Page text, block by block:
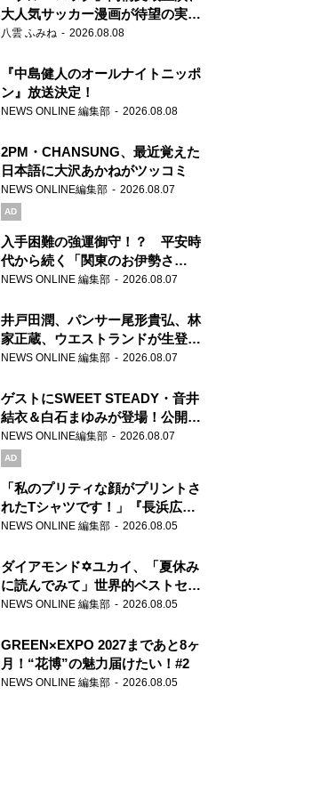
大人気サッカー漫画が待望の実写
映画に
八雲 ふみね 2026.08.08
『中島健人のオールナイトニッポ
ン』放送決定！
NEWS ONLINE 編集部 2026.08.08
2PM・CHANSUNG、最近覚えた
日本語に大沢あかねがツッコミ
NEWS ONLINE編集部 2026.08.07
入手困難の強運御守！？ 平安時
代から続く「関東のお伊勢さ
ま」、芝大神宮にてランパンプス
NEWS ONLINE 編集部 2026.08.07
井戸田潤、パンサー尾形貴弘、林
家正蔵、ウエストランドが生登
場！『ラジオビバリー昼ズ』
NEWS ONLINE 編集部 2026.08.07
ゲストにSWEET STEADY・音井
結衣＆白石まゆみが登場！公開収
録で素顔全開！
NEWS ONLINE編集部 2026.08.07
「私のプリティな顔がプリントさ
れたTシャツです！」『長浜広奈
天下無双』初の番組グッズ発売
NEWS ONLINE 編集部 2026.08.05
ダイアモンド✡ユカイ、「夏休み
に読んでみて」世界的ベストセラ
ー『アナスタシア』を紹介
NEWS ONLINE 編集部 2026.08.05
GREEN×EXPO 2027まであと8ヶ
月！“花博”の魅力届けたい！#2
NEWS ONLINE 編集部 2026.08.05